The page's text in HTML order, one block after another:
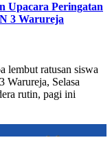
Upacara Peringatan
3 Warureja
lembut ratusan siswa
Warureja, Selasa
rutin, pagi ini